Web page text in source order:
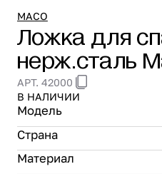
Проектирование
Сервис и монтаж
ПОКУПАТЕЛЯМ
Доставка и
Гарантия и возврат
Лизинг
Акции
О GRANBAZAR
О нас
MACO
Ложка для
нерж.сталь
АРТ. 42000
В НАЛИЧИИ
Модель
Страна
Материал